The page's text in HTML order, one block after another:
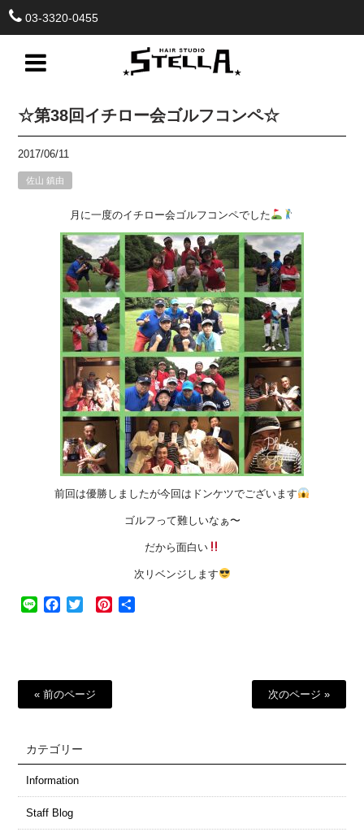
03-3320-0455
☆第38回イチロー会ゴルフコンペ☆
2017/06/11
佐山 鎮由
月に一度のイチロー会ゴルフコンペでした
前回は優勝しましたが今回はドンケツでございます
ゴルフって難しいなぁ〜
だから面白い
次リベンジします
Line Facebook
Twitter Pinterest
« 前のページ 次のページ »
カテゴリー
Information
Staff Blog